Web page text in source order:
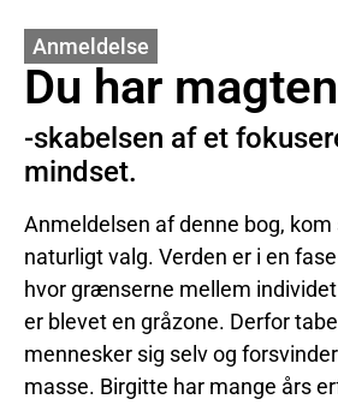
Anmeldelse
Du har magten
-skabelsen af et
mindset.
Anmeldelsen af denne bog,
naturligt valg. Verden er i en
hvor grænserne mellem
er blevet en gråzone. Derfor
mennesker sig selv og
masse. Birgitte har mange års